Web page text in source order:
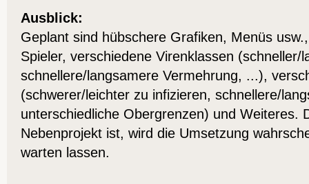
Ausblick:
Geplant sind hübschere Grafiken, Menüs
Spieler, verschiedene Virenklassen (schneller/
schnellere/langsamere Vermehrung, ...),
(schwerer/leichter zu infizieren, schnellere/
unterschiedliche Obergrenzen) und Weiteres.
Nebenprojekt ist, wird die Umsetzung
warten lassen.